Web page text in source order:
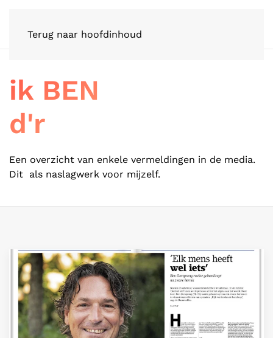
Terug naar hoofdinhoud
ik BEN
d'r
Een overzicht van enkele vermeldingen in de media.
Dit als naslagwerk voor mijzelf.